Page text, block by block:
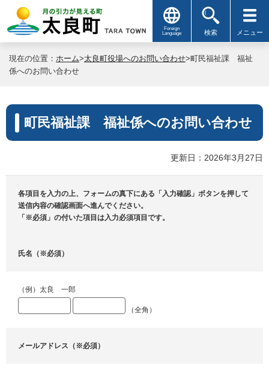
Foreign
Language
検索 メニュー
現在の位置： ホーム>太良町役場へのお問い合わせ>町民福祉課 福祉
係へのお問い合わせ
町民福祉課 福祉係へのお問い合わせ
更新日：2026年3月27日
各項目を入力の上、フォームの真下にある「入力確認」ボタンを押して
送信内容の確認画面へ進んでください。
「※必須」の付いた項目は入力必須項目です。
氏名（※必須）
（例）太良 一郎
（全角）
メールアドレス（※必須）